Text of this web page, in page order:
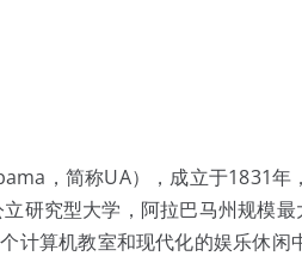
，简称UA），成立于1831年
研究型大学，阿拉巴马州规模
计算机教室和现代化的娱乐休闲